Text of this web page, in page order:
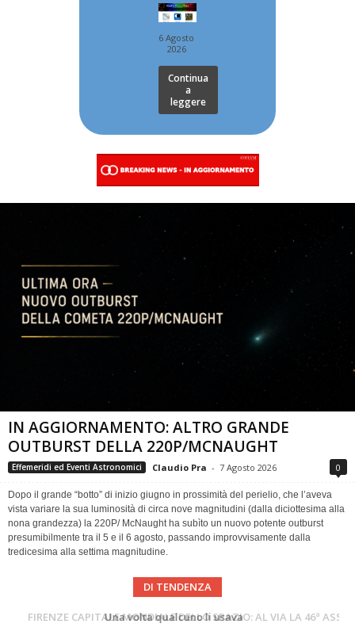
6 Agosto
2026
Continua
a
leggere
IN AGGIORNAMENTO: ALTRO GRANDE
OUTBURST DELLA 220P/MCNAUGHT
Effemeridi ed Eventi Astronomici Claudio Pra - 7 Agosto 2026 0
Dopo il grande “botto” di inizio giugno in prossimità del perielio, che l’aveva
vista variare la sua luminosità di circa nove magnitudini (dalla diciottesima alla
nona grandezza) la 220P/ McNaught ha subìto un nuovo potente outburst
presumibilmente tra il 5 e il 6 agosto, passando improvvisamente dalla
tredicesima alla settima magnitudine.
DI TENDENZA
FIRENZE CAPITALE MONDIALE DELLO SPAZIO: AL VIA LA 46ª ASSEMBLEA SCIENTIFICA DEL COSPAR
Cielo del Mese di Agosto 2026